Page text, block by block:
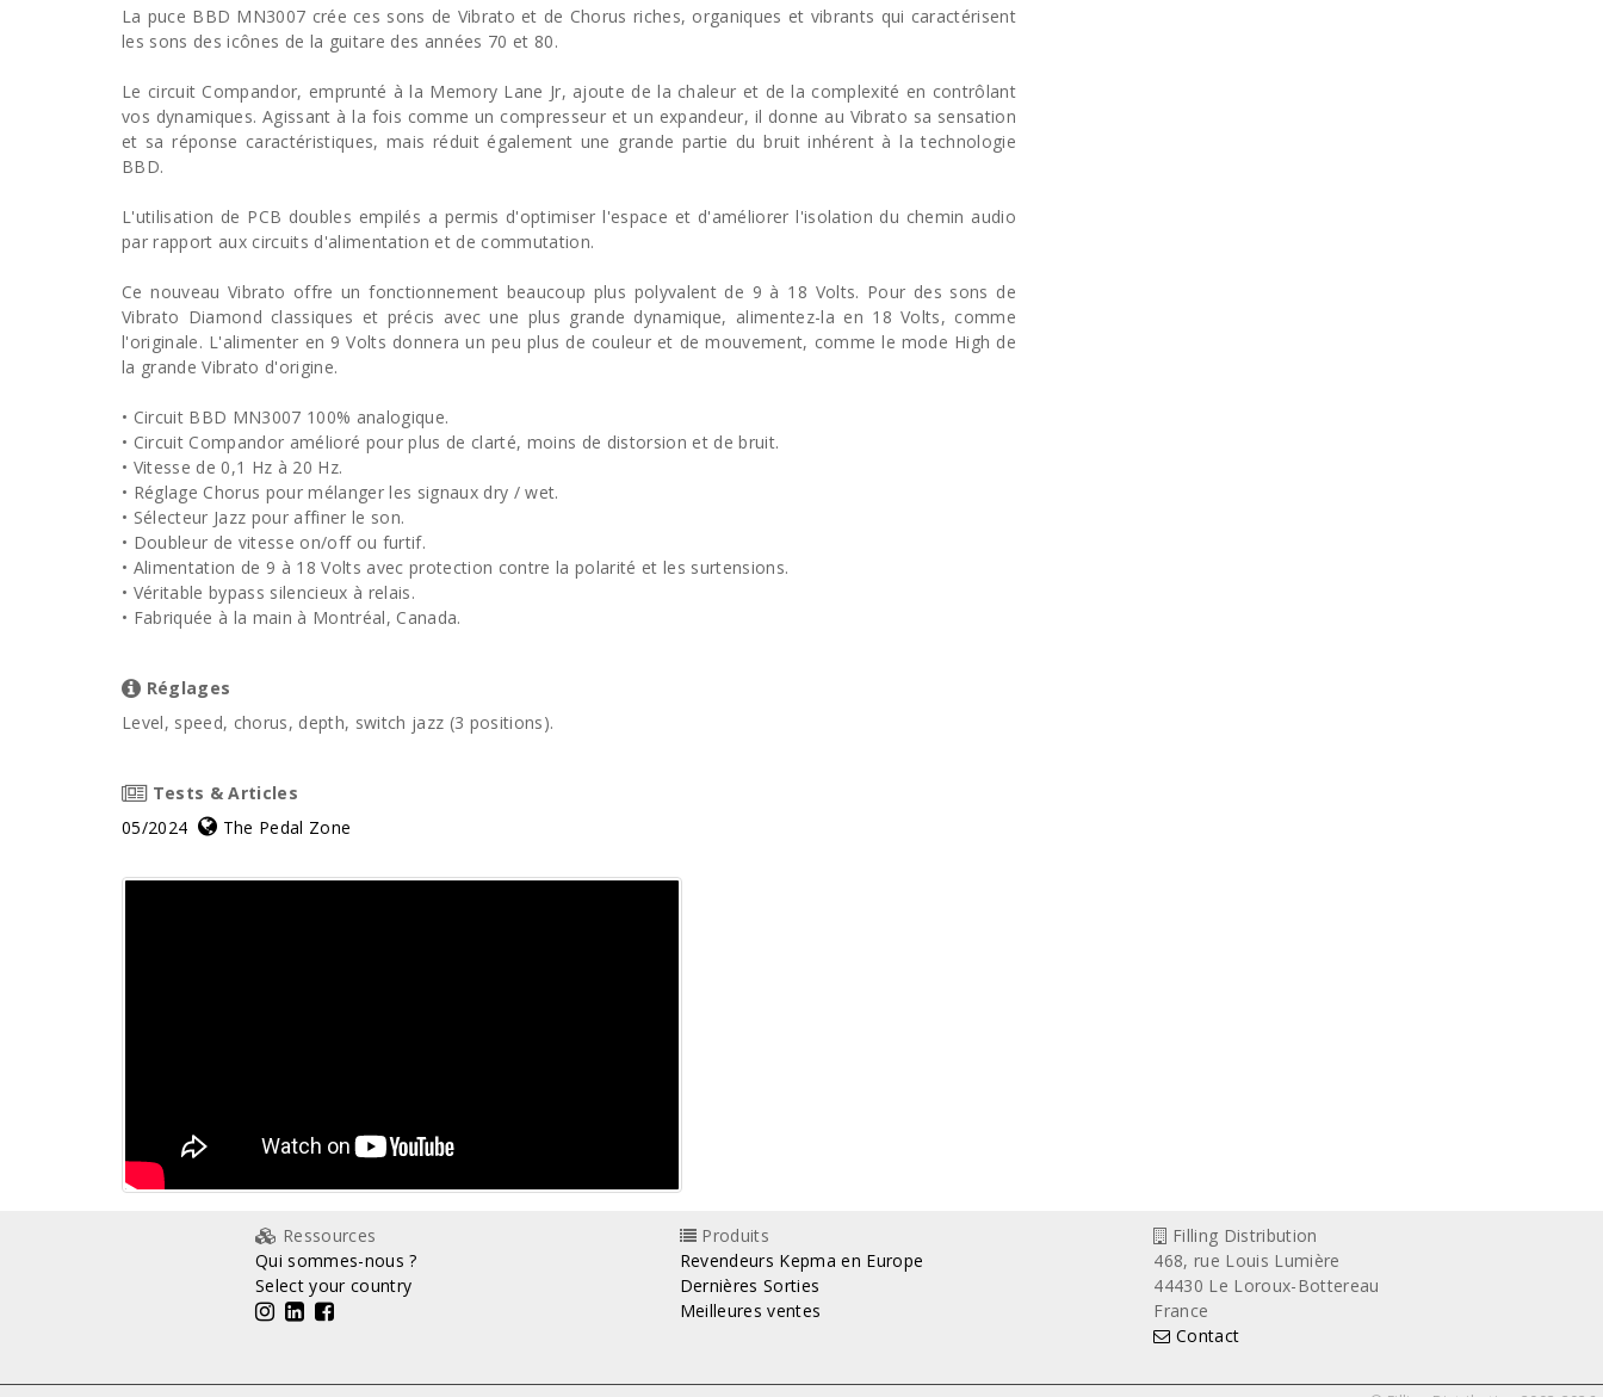
La puce BBD MN3007 crée ces sons de Vibrato et de Chorus riches, organiques et vibrants qui caractérisent
les sons des icônes de la guitare des années 70 et 80.
Le circuit Compandor, emprunté à la Memory Lane Jr, ajoute de la chaleur et de la complexité en contrôlant
vos dynamiques. Agissant à la fois comme un compresseur et un expandeur, il donne au Vibrato sa sensation
et sa réponse caractéristiques, mais réduit également une grande partie du bruit inhérent à la technologie
BBD.
L'utilisation de PCB doubles empilés a permis d'optimiser l'espace et d'améliorer l'isolation du chemin audio
par rapport aux circuits d'alimentation et de commutation.
Ce nouveau Vibrato offre un fonctionnement beaucoup plus polyvalent de 9 à 18 Volts. Pour des sons de
Vibrato Diamond classiques et précis avec une plus grande dynamique, alimentez-la en 18 Volts, comme
l'originale. L'alimenter en 9 Volts donnera un peu plus de couleur et de mouvement, comme le mode High de
la grande Vibrato d'origine.
• Circuit BBD MN3007 100% analogique.
• Circuit Compandor amélioré pour plus de clarté, moins de distorsion et de bruit.
• Vitesse de 0,1 Hz à 20 Hz.
• Réglage Chorus pour mélanger les signaux dry / wet.
• Sélecteur Jazz pour affiner le son.
• Doubleur de vitesse on/off ou furtif.
• Alimentation de 9 à 18 Volts avec protection contre la polarité et les surtensions.
• Véritable bypass silencieux à relais.
• Fabriquée à la main à Montréal, Canada.
Réglages
Level, speed, chorus, depth, switch jazz (3 positions).
Tests & Articles
05/2024
The Pedal Zone
Ressources
Qui sommes-nous ?
Select your country
Produits
Revendeurs Kepma en Europe
Dernières Sorties
Meilleures ventes
Filling Distribution
468, rue Louis Lumière
44430 Le Loroux-Bottereau
France
Contact